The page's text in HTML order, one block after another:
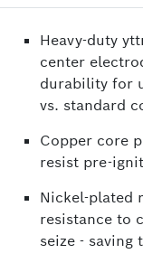
Heavy-duty
center
durability for
vs. standard
Copper core
resist pre-
Nickel-plated
resistance to
seize - saving